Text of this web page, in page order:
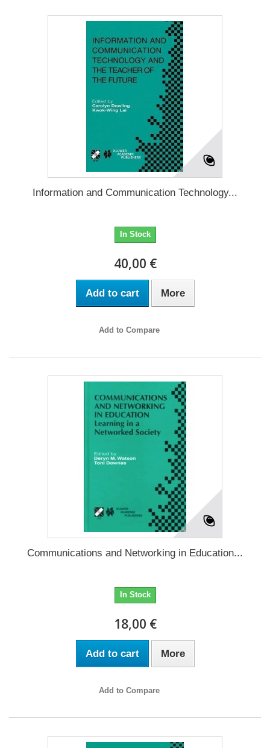
Information and Communication Technology...
In Stock
40,00 €
Add to cart More
Add to Compare
Communications and Networking in Education...
In Stock
18,00 €
Add to cart More
Add to Compare